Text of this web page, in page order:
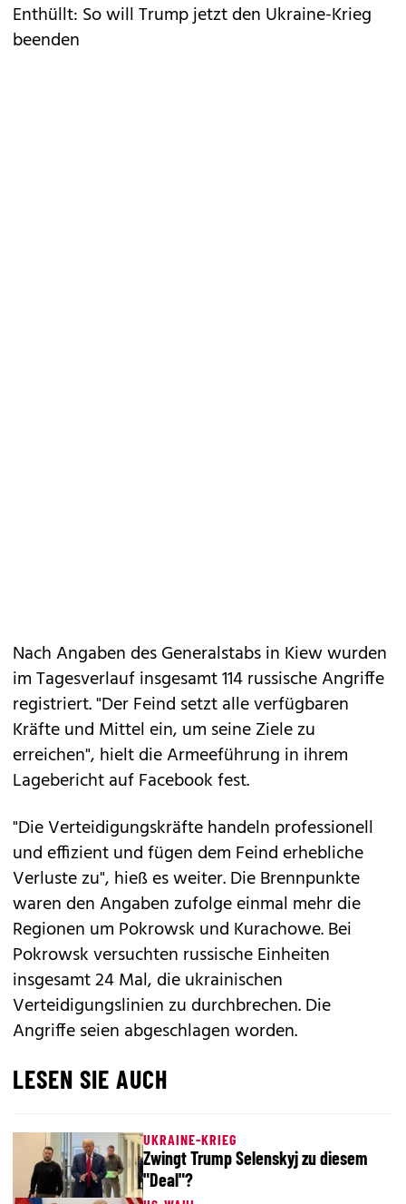
Enthüllt: So will Trump jetzt den Ukraine-Krieg
beenden
Nach Angaben des Generalstabs in Kiew wurden
im Tagesverlauf insgesamt 114 russische Angriffe
registriert. "Der Feind setzt alle verfügbaren
Kräfte und Mittel ein, um seine Ziele zu
erreichen", hielt die Armeeführung in ihrem
Lagebericht auf Facebook fest.
"Die Verteidigungskräfte handeln professionell
und effizient und fügen dem Feind erhebliche
Verluste zu", hieß es weiter. Die Brennpunkte
waren den Angaben zufolge einmal mehr die
Regionen um Pokrowsk und Kurachowe. Bei
Pokrowsk versuchten russische Einheiten
insgesamt 24 Mal, die ukrainischen
Verteidigungslinien zu durchbrechen. Die
Angriffe seien abgeschlagen worden.
LESEN SIE AUCH
UKRAINE-KRIEG
Zwingt Trump Selenskyj zu diesem
"Deal"?